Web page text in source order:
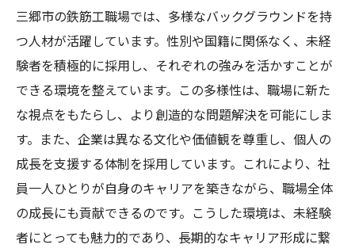
三郷市の鉄筋工職場では、多様なバックグラウンドを持
つ人材が活躍しています。性別や国籍に関係なく、未経
験者を積極的に採用し、それぞれの強みを活かすことが
できる環境を整えています。この多様性は、職場に新た
な視点をもたらし、より創造的な問題解決を可能にしま
す。また、企業は異なる文化や価値観を尊重し、個人の
成長を支援する体制を採用しています。これにより、社
員一人ひとりが自身のキャリアを築きながら、職場全体
の成長にも貢献できるのです。こうした環境は、未経験
者にとっても魅力的であり、長期的なキャリア形成に繋